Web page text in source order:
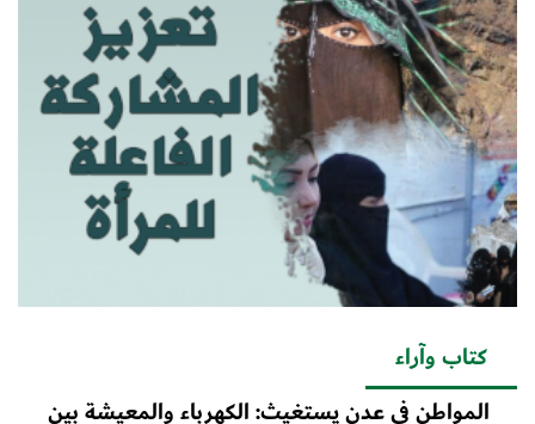
كتاب وآراء
المواطن في عدن يستغيث: الكهرباء والمعيشة بين